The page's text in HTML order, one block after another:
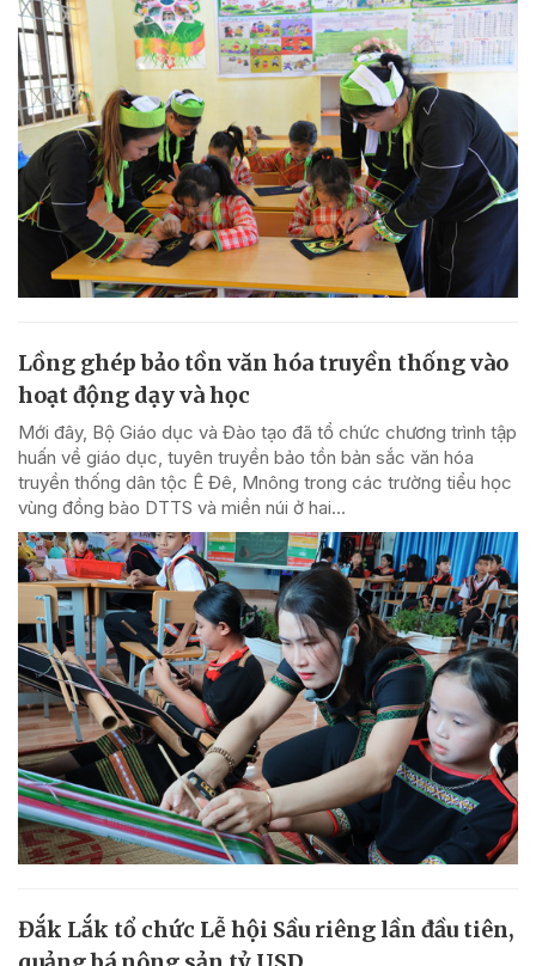
Lồng ghép bảo tồn văn hóa truyền thống vào
hoạt động dạy và học
Mới đây, Bộ Giáo dục và Đào tạo đã tổ chức chương trình tập
huấn về giáo dục, tuyên truyền bảo tồn bản sắc văn hóa
truyền thống dân tộc Ê Đê, Mnông trong các trường tiểu học
vùng đồng bào DTTS và miền núi ở hai...
Đắk Lắk tổ chức Lễ hội Sầu riêng lần đầu tiên,